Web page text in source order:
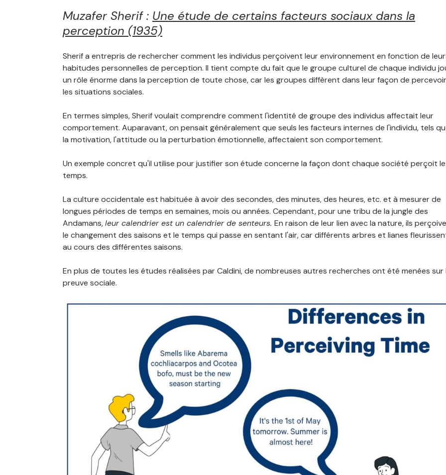
Muzafer Sherif : Une étude de certains facteurs sociaux dans la
perception (1935)
Sherif a entrepris de rechercher comment les individus perçoivent leur environnement en fonction de
habitudes personnelles de perception. Il tient compte du fait que le groupe culturel de chaque individu
un rôle énorme dans la perception de toute chose, car les groupes diffèrent dans leur façon de percevoir
les situations sociales.
En termes simples, Sherif voulait comprendre comment l'identité de groupe des individus affectait leur
comportement. Auparavant, on pensait généralement que seuls les facteurs internes de l'individu, tels
la motivation, l'attitude ou la perturbation émotionnelle, affectaient son comportement.
Un exemple concret qu'il utilise pour justifier son étude concerne la façon dont chaque société perçoit le
temps.
La culture occidentale est habituée à avoir des secondes, des minutes, des heures, etc. et à mesurer de
longues périodes de temps en semaines, mois ou années. Cependant, pour une tribu de la jungle des
Andamans,leur calendrier est un calendrier de senteurs. En raison de leur lien avec la nature, ils
le changement des saisons et le temps qui passe en sentant l'air, car différents arbres et lianes
au cours des différentes saisons.
En plus de toutes les études réalisées par Caldini, de nombreuses autres recherches ont été menées sur
preuve sociale.